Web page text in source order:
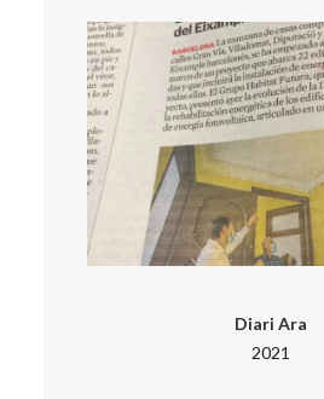
Diari Ara
2021